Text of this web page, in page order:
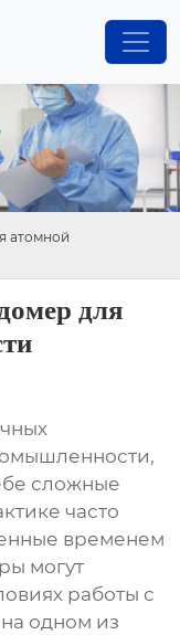
атомной
для
сложные
часто
временем
могут
работы с
одном из